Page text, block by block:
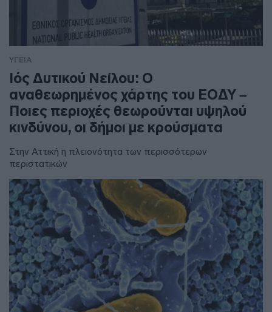
ΥΓΕΙΑ
Ιός Δυτικού Νείλου: Ο
αναθεωρημένος χάρτης του ΕΟΔΥ –
Ποιες περιοχές θεωρούνται υψηλού
κινδύνου, οι δήμοι με κρούσματα
Στην Αττική η πλειονότητα των περισσότερων
περιστατικών